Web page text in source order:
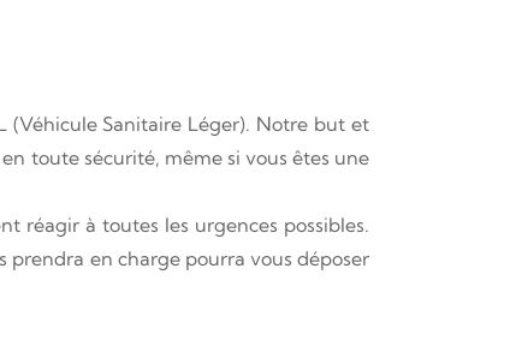
(Véhicule Sanitaire Léger). Notre but et
toute sécurité, même si vous êtes une
réagir à toutes les urgences possibles.
en charge pourra vous déposer